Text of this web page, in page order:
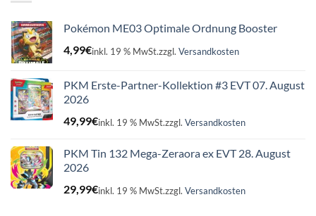
Pokémon ME03 Optimale Ordnung Booster
4,99€inkl. 19 % MwSt.zzgl. Versandkosten
PKM Erste-Partner-Kollektion #3 EVT 07. August
2026
49,99€inkl. 19 % MwSt.zzgl. Versandkosten
PKM Tin 132 Mega-Zeraora ex EVT 28. August
2026
29,99€inkl. 19 % MwSt.zzgl. Versandkosten